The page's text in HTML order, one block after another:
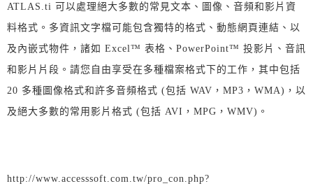
ATLAS.ti 可以處理絕大多數的常見文本、圖像、音頻和影片資
料格式。多資訊文字檔可能包含獨特的格式、動態網頁連結、以
及內嵌式物件，諸如 Excel™ 表格、PowerPoint™ 投影片、音訊
和影片片段。請您自由享受在多種檔案格式下的工作，其中包括
20 多種圖像格式和許多音頻格式 (包括 WAV，MP3，WMA)，以
及絕大多數的常用影片格式 (包括 AVI，MPG，WMV)。
http://www.accesssoft.com.tw/pro_con.php?